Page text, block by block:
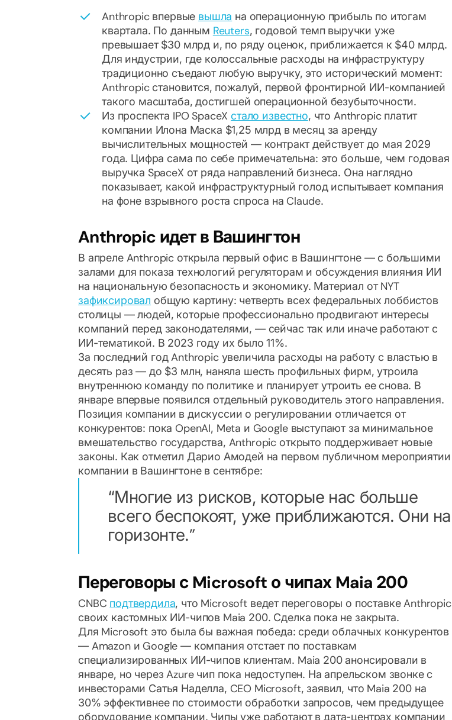
Anthropic впервые вышла на операционную прибыль по итогам
квартала. По данным Reuters, годовой темп выручки уже
превышает $30 млрд и, по ряду оценок, приближается к $40 млрд.
Для индустрии, где колоссальные расходы на инфраструктуру
традиционно съедают любую выручку, это исторический момент:
Anthropic становится, пожалуй, первой фронтирной ИИ-компанией
такого масштаба, достигшей операционной безубыточности.
Из проспекта IPO SpaceXстало известно, что Anthropic платит
компании Илона Маска $1,25 млрд в месяц за аренду
вычислительных мощностей — контракт действует до мая 2029
года. Цифра сама по себе примечательна: это больше, чем годовая
выручка SpaceX от ряда направлений бизнеса. Она наглядно
показывает, какой инфраструктурный голод испытывает компания
на фоне взрывного роста спроса на Claude.
Anthropic идет в Вашингтон
В апреле Anthropic открыла первый офис в Вашингтоне — с большими
залами для показа технологий регуляторам и обсуждения влияния ИИ
на национальную безопасность и экономику. Материал от NYT
зафиксировал общую картину: четверть всех федеральных лоббистов
столицы — людей, которые профессионально продвигают интересы
компаний перед законодателями, — сейчас так или иначе работают с
ИИ-тематикой. В 2023 году их было 11%.
За последний год Anthropic увеличила расходы на работу с властью в
десять раз — до $3 млн, наняла шесть профильных фирм, утроила
внутреннюю команду по политике и планирует утроить ее снова. В
январе впервые появился отдельный руководитель этого направления.
Позиция компании в дискуссии о регулировании отличается от
конкурентов: пока OpenAI, Meta и Google выступают за минимальное
вмешательство государства, Anthropic открыто поддерживает новые
законы. Как отметил Дарио Амодей на первом публичном мероприятии
компании в Вашингтоне в сентябре:
Многие из рисков, которые нас больше
всего беспокоят, уже приближаются. Они на
горизонте.
Переговоры с Microsoft о чипах Maia 200
CNBC подтвердила, что Microsoft ведет переговоры о поставке Anthropic
своих кастомных ИИ-чипов Maia 200. Сделка пока не закрыта.
Для Microsoft это была бы важная победа: среди облачных конкурентов
— Amazon и Google — компания отстает по поставкам
специализированных ИИ-чипов клиентам. Maia 200 анонсировали в
январе, но через Azure чип пока недоступен. На апрельском звонке с
инвесторами Сатья Наделла, CEO Microsoft, заявил, что Maia 200 на
30% эффективнее по стоимости обработки запросов, чем предыдущее
оборудование компании. Чипы уже работают в дата-центрах компании